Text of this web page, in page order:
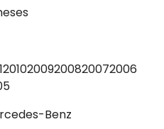
20102009200820072006
Benz